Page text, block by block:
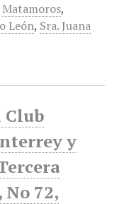
Matamoros,
León, Sra. Juana
Club
y
No 72,